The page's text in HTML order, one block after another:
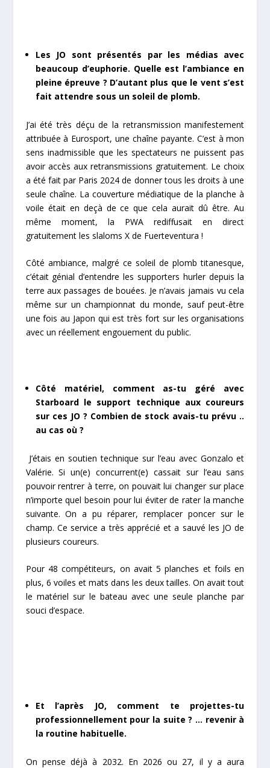
Les JO sont présentés par les médias avec
beaucoup d’euphorie. Quelle est l’ambiance en
pleine épreuve ? D’autant plus que le vent s’est
fait attendre sous un soleil de plomb.
J’ai été très déçu de la retransmission manifestement
attribuée à Eurosport, une chaîne payante. C’est à mon
sens inadmissible que les spectateurs ne puissent pas
avoir accès aux retransmissions gratuitement. Le choix
a été fait par Paris 2024 de donner tous les droits à une
seule chaîne. La couverture médiatique de la planche à
voile était en deçà de ce que cela aurait dû être. Au
même moment, la PWA rediffusait en direct
gratuitement les slaloms X de Fuerteventura !
Côté ambiance, malgré ce soleil de plomb titanesque,
c’était génial d’entendre les supporters hurler depuis la
terre aux passages de bouées. Je n’avais jamais vu cela
même sur un championnat du monde, sauf peut-être
une fois au Japon qui est très fort sur les organisations
avec un réellement engouement du public.
Côté matériel, comment as-tu géré avec
Starboard le support technique aux coureurs
sur ces JO ? Combien de stock avais-tu prévu ..
au cas où ?
J’étais en soutien technique sur l’eau avec Gonzalo et
Valérie. Si un(e) concurrent(e) cassait sur l’eau sans
pouvoir rentrer à terre, on pouvait lui changer sur place
n’importe quel besoin pour lui éviter de rater la manche
suivante. On a pu réparer, remplacer poncer sur le
champ. Ce service a très apprécié et a sauvé les JO de
plusieurs coureurs.
Pour 48 compétiteurs, on avait 5 planches et foils en
plus, 6 voiles et mats dans les deux tailles. On avait tout
le matériel sur le bateau avec une seule planche par
souci d’espace.
Et l’après JO, comment te projettes-tu
professionnellement pour la suite ? … revenir à
la routine habituelle.
On pense déjà à 2032. En 2026 ou 27, il y a aura